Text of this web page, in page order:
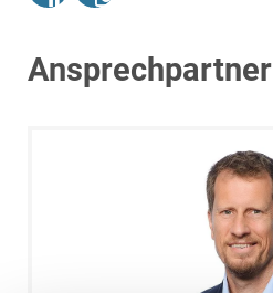
Ansprechpartner